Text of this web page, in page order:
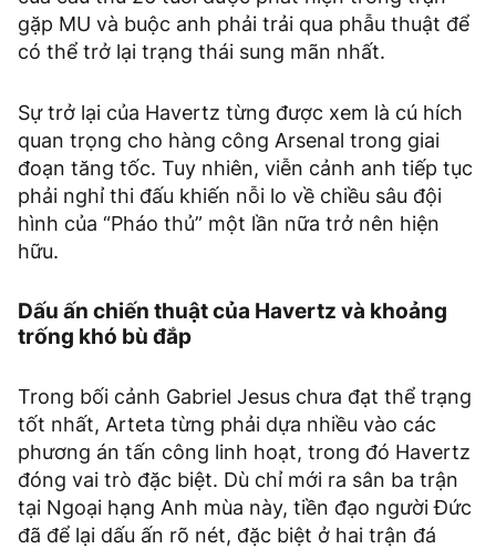
gặp MU và buộc anh phải trải qua phẫu thuật để
có thể trở lại trạng thái sung mãn nhất.
Sự trở lại của Havertz từng được xem là cú hích
quan trọng cho hàng công Arsenal trong giai
đoạn tăng tốc. Tuy nhiên, viễn cảnh anh tiếp tục
phải nghỉ thi đấu khiến nỗi lo về chiều sâu đội
hình của “Pháo thủ” một lần nữa trở nên hiện
hữu.
Dấu ấn chiến thuật của Havertz và khoảng
trống khó bù đắp
Trong bối cảnh Gabriel Jesus chưa đạt thể trạng
tốt nhất, Arteta từng phải dựa nhiều vào các
phương án tấn công linh hoạt, trong đó Havertz
đóng vai trò đặc biệt. Dù chỉ mới ra sân ba trận
tại Ngoại hạng Anh mùa này, tiền đạo người Đức
đã để lại dấu ấn rõ nét, đặc biệt ở hai trận đá